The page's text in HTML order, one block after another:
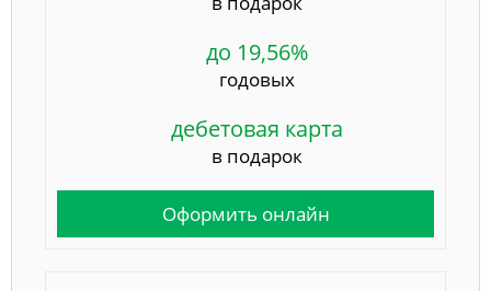
до 19,56%
годовых
дебетовая карта
в подарок
Оформить онлайн